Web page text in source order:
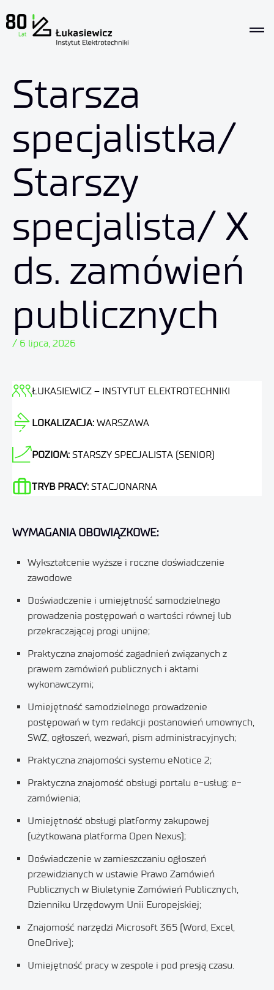
Starsza
specjalistka/
Starszy
specjalista/ X
ds. zamówień
publicznych
/ 6 lipca, 2026
ŁUKASIEWICZ – INSTYTUT ELEKTROTECHNIKI
LOKALIZACJA: WARSZAWA
POZIOM: STARSZY SPECJALISTA (SENIOR)
TRYB PRACY: STACJONARNA
WYMAGANIA OBOWIĄZKOWE:
Wykształcenie wyższe i roczne doświadczenie
zawodowe
Doświadczenie i umiejętność samodzielnego
prowadzenia postępowań o wartości równej lub
przekraczającej progi unijne;
Praktyczna znajomość zagadnień związanych z
prawem zamówień publicznych i aktami
wykonawczymi;
Umiejętność samodzielnego prowadzenie
postępowań w tym redakcji postanowień umownych,
SWZ, ogłoszeń, wezwań, pism administracyjnych;
Praktyczna znajomości systemu eNotice 2;
Praktyczna znajomość obsługi portalu e-usług: e-
zamówienia;
Umiejętność obsługi platformy zakupowej
(użytkowana platforma Open Nexus);
Doświadczenie w zamieszczaniu ogłoszeń
przewidzianych w ustawie Prawo Zamówień
Publicznych w Biuletynie Zamówień Publicznych,
Dzienniku Urzędowym Unii Europejskiej;
Znajomość narzędzi Microsoft 365 (Word, Excel,
OneDrive);
Umiejętność pracy w zespole i pod presją czasu.